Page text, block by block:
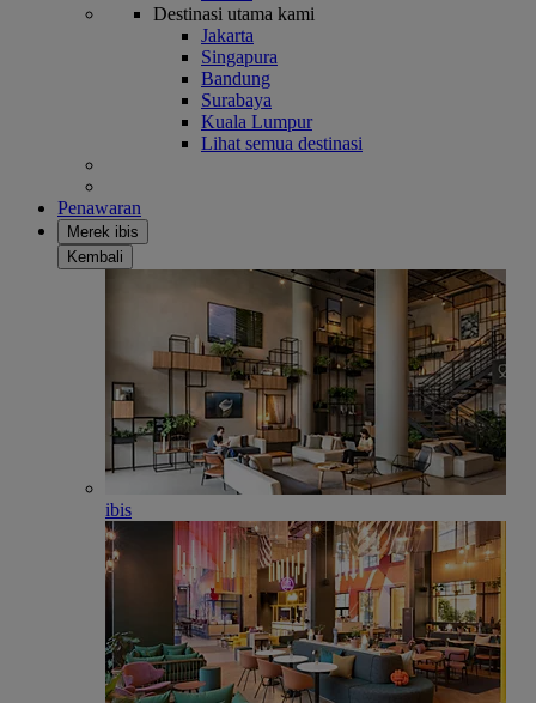
Destinasi utama kami
Jakarta
Singapura
Bandung
Surabaya
Kuala Lumpur
Lihat semua destinasi
Penawaran
Merek ibis
Kembali
ibis